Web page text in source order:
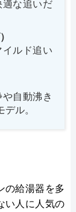
な追いだ
ルド追い
自動沸き
ル。
の給湯器を多
い人に人気の